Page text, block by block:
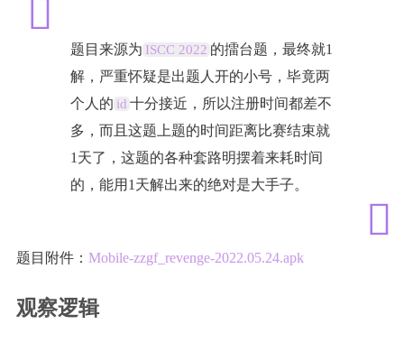
题目来源为 ISCC 2022 的擂台题，最终就1
解，严重怀疑是出题人开的小号，毕竟两
个人的 id 十分接近，所以注册时间都差不
多，而且这题上题的时间距离比赛结束就
1天了，这题的各种套路明摆着来耗时间
的，能用1天解出来的绝对是大手子。
题目附件： Mobile-zzgf_revenge-2022.05.24.apk
观察逻辑